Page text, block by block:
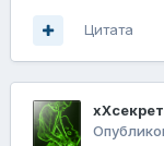
Цитата